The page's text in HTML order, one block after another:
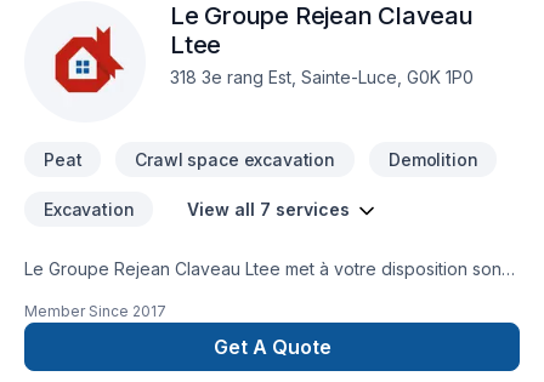
Le Groupe Rejean Claveau
Ltee
318 3e rang Est, Sainte-Luce, G0K 1P0
Peat Crawl space excavation Demolition
Excavation View all 7 services
Le Groupe Rejean Claveau Ltee met à votre disposition son
Fosse septique, Tourbe, Travaux routiers pour embellir vos
espaces à Bas St-Laurent,Gaspésie–Îles-de-la-Madeleine.
Nous privilégions la transparence, l'écoute et l'efficacité
Member Since 2017
Get A Quote